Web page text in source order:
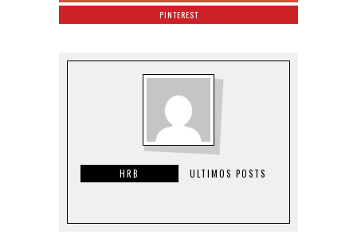
PINTEREST
HRB ULTIMOS POSTS